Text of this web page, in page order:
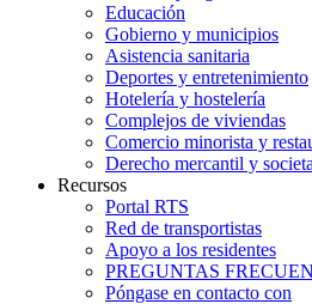
Educación
Gobierno y municipios
Asistencia sanitaria
Deportes y entretenimiento
Hotelería y hostelería
Complejos de viviendas
Comercio minorista y
Derecho mercantil y
Recursos
Portal RTS
Red de transportistas
Apoyo a los residentes
PREGUNTAS
Póngase en contacto con